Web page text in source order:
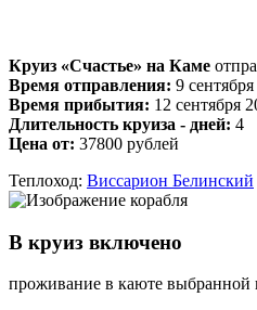
Круиз «Счастье» на Каме
Время отправления: 9
Время прибытия: 12 сентября
Длительность круиза - дней: 4
Цена от: 37800 рублей
Теплоход: Виссарион Белинский
В круиз включено
проживание в каюте выбранной